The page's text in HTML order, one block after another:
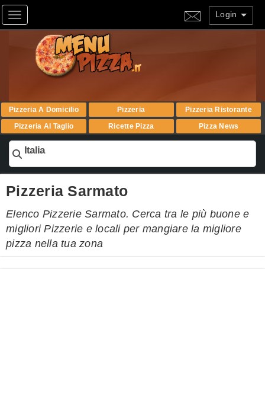
Toggle navigation Login
Pizzeria A Domicilio Pizzeria
Pizzeria Ristorante
Pizzeria Al Taglio
Ricette Pizza Pizza News
Italia
Pizzeria Sarmato
Elenco Pizzerie Sarmato. Cerca tra le più buone e
migliori Pizzerie e locali per mangiare la migliore
pizza nella tua zona